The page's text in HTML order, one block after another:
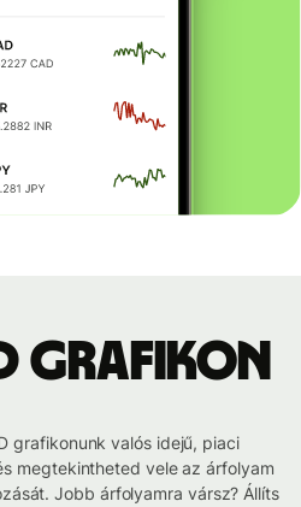
grafikon
grafikonunk valós idejű, piaci
megtekintheted vele az árfolyam
Jobb árfolyamra vársz? Állíts